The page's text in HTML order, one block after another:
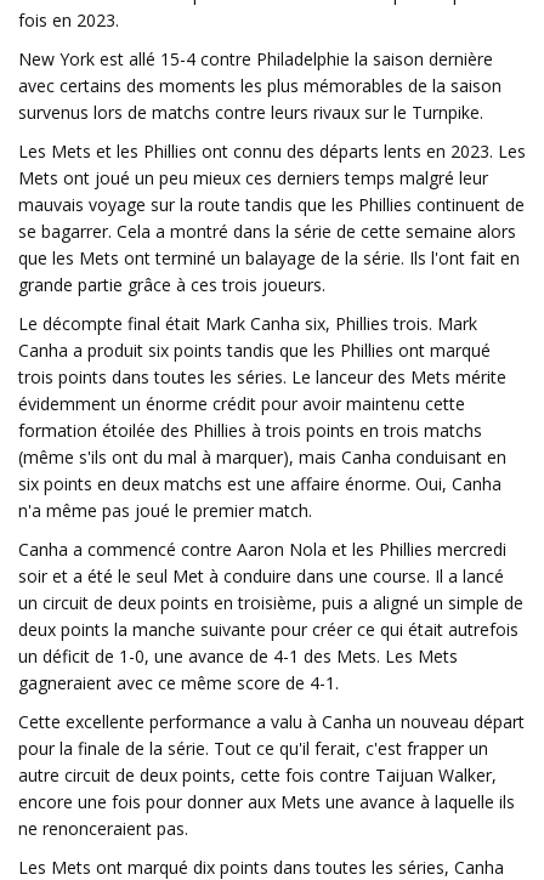
fois en 2023.
New York est allé 15-4 contre Philadelphie la saison dernière
avec certains des moments les plus mémorables de la saison
survenus lors de matchs contre leurs rivaux sur le Turnpike.
Les Mets et les Phillies ont connu des départs lents en 2023. Les
Mets ont joué un peu mieux ces derniers temps malgré leur
mauvais voyage sur la route tandis que les Phillies continuent de
se bagarrer. Cela a montré dans la série de cette semaine alors
que les Mets ont terminé un balayage de la série. Ils l'ont fait en
grande partie grâce à ces trois joueurs.
Le décompte final était Mark Canha six, Phillies trois. Mark
Canha a produit six points tandis que les Phillies ont marqué
trois points dans toutes les séries. Le lanceur des Mets mérite
évidemment un énorme crédit pour avoir maintenu cette
formation étoilée des Phillies à trois points en trois matchs
(même s'ils ont du mal à marquer), mais Canha conduisant en
six points en deux matchs est une affaire énorme. Oui, Canha
n'a même pas joué le premier match.
Canha a commencé contre Aaron Nola et les Phillies mercredi
soir et a été le seul Met à conduire dans une course. Il a lancé
un circuit de deux points en troisième, puis a aligné un simple de
deux points la manche suivante pour créer ce qui était autrefois
un déficit de 1-0, une avance de 4-1 des Mets. Les Mets
gagneraient avec ce même score de 4-1.
Cette excellente performance a valu à Canha un nouveau départ
pour la finale de la série. Tout ce qu'il ferait, c'est frapper un
autre circuit de deux points, cette fois contre Taijuan Walker,
encore une fois pour donner aux Mets une avance à laquelle ils
ne renonceraient pas.
Les Mets ont marqué dix points dans toutes les séries, Canha